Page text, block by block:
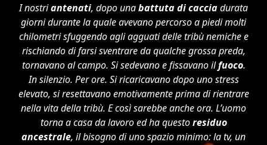
I nostriantenati, dopo unabattuta di cacciadurata
giorni durante la quale avevano percorso a piedi molti
chilometri sfuggendo agli agguati delle tribù nemiche e
rischiando di farsi sventrare da qualche grossa preda,
tornavano al campo. Si sedevano e fissavano ilfuoco.
In silenzio. Per ore. Si ricaricavano dopo uno stress
elevato, si resettavano emotivamente prima di rientrare
nella vita della tribù. E così sarebbe anche ora. L’uomo
torna a casa da lavoro ed ha questoresiduo
ancestrale, il bisogno di uno spazio minimo: la tv, un